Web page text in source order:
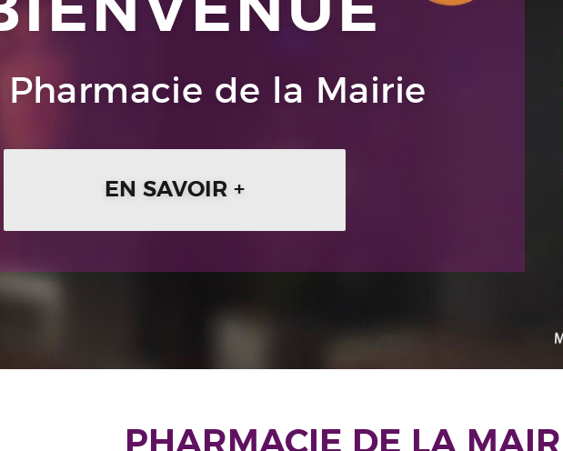
Pharmacie de la Mairie
EN SAVOIR +
PHARMACIE DE LA